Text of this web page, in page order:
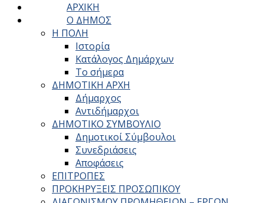
ΑΡΧΙΚΗ
Ο ΔΗΜΟΣ
Η ΠΟΛΗ
Ιστορία
Κατάλογος Δημάρχων
Το σήμερα
ΔΗΜΟΤΙΚΗ ΑΡΧΗ
Δήμαρχος
Αντιδήμαρχοι
ΔΗΜΟΤΙΚΟ ΣΥΜΒΟΥΛΙΟ
Δημοτικοί Σύμβουλοι
Συνεδριάσεις
Αποφάσεις
ΕΠΙΤΡΟΠΕΣ
ΠΡΟΚΗΡΥΞΕΙΣ ΠΡΟΣΩΠΙΚΟΥ